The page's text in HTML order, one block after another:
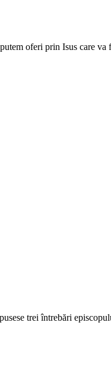
oferi prin Isus care va
trei întrebări